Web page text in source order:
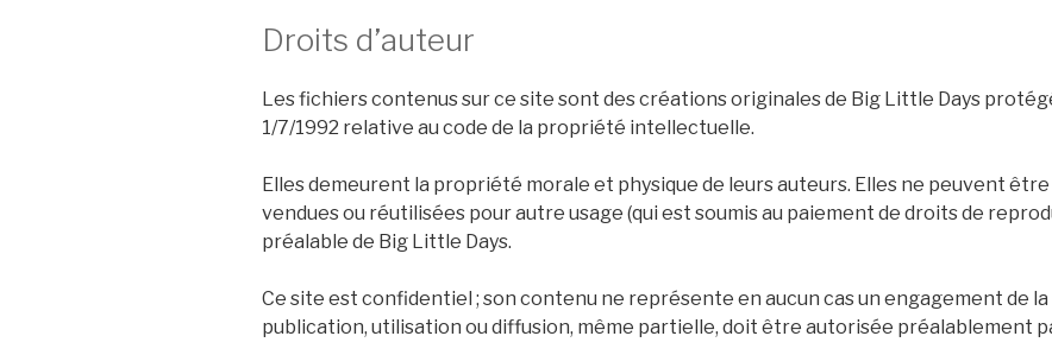
Droits d’auteur
Les fichiers contenus sur ce site sont des créations originales de Big Little Days
1/7/1992 relative au code de la propriété intellectuelle.
Elles demeurent la propriété morale et physique de leurs auteurs. Elles ne peuvent
vendues ou réutilisées pour autre usage (qui est soumis au paiement de droits de
préalable de Big Little Days.
Ce site est confidentiel ; son contenu ne représente en aucun cas un engagement de
publication, utilisation ou diffusion, même partielle, doit être autorisée préalablement